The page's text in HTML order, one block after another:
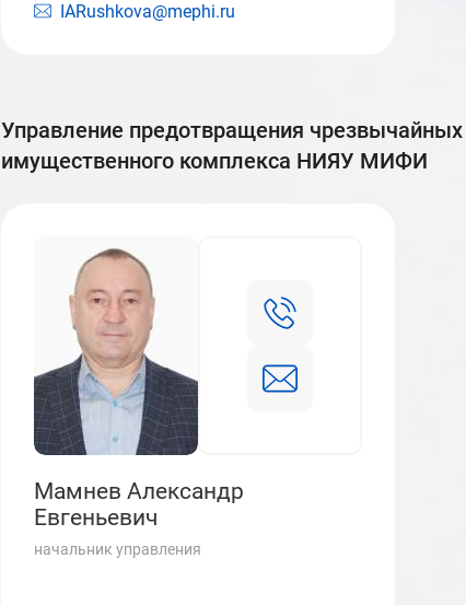
IARushkova@mephi.ru
управление предотвращения чрезвычайных ситуаций департамента
имущественного комплекса НИЯУ МИФИ
Мамнев Александр
Евгеньевич
начальник управления